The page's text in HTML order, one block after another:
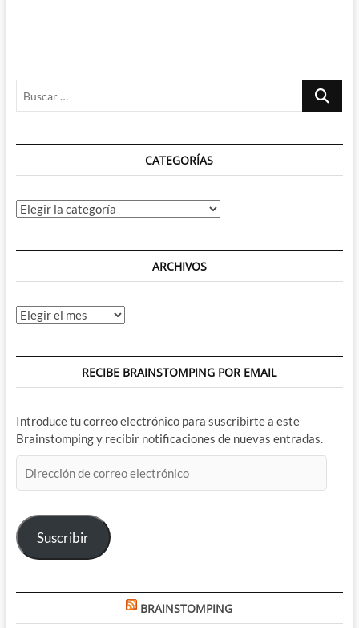
Buscar
CATEGORÍAS
Categorías
ARCHIVOS
Archivos
RECIBE BRAINSTOMPING POR EMAIL
Introduce tu correo electrónico para suscribirte a este
Brainstomping y recibir notificaciones de nuevas entradas.
de
electrónico
Suscribir
BRAINSTOMPING